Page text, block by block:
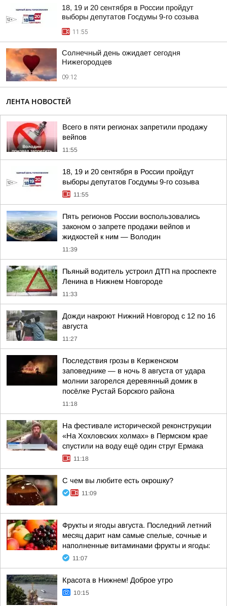
18, 19 и 20 сентября в России пройдут
выборы депутатов Госдумы 9-го созыва
11:55
Солнечный день ожидает сегодня
Нижегородцев
09:12
ЛЕНТА НОВОСТЕЙ
Всего в пяти регионах запретили продажу
вейпов
11:55
18, 19 и 20 сентября в России пройдут
выборы депутатов Госдумы 9-го созыва
11:55
Пять регионов России воспользовались
законом о запрете продажи вейпов и
жидкостей к ним — Володин
11:39
Пьяный водитель устроил ДТП на проспекте
Ленина в Нижнем Новгороде
11:33
Дожди накроют Нижний Новгород с 12 по 16
августа
11:27
Последствия грозы в Керженском
заповеднике — в ночь 8 августа от удара
молнии загорелся деревянный домик в
посёлке Рустай Борского района
11:18
На фестивале исторической реконструкции
«На Хохловских холмах» в Пермском крае
спустили на воду ещё один струг Ермака
11:18
С чем вы любите есть окрошку?
11:09
Фрукты и ягоды августа. Последний летний
месяц дарит нам самые спелые, сочные и
наполненные витаминами фрукты и ягоды:
11:07
Красота в Нижнем! Доброе утро
10:15